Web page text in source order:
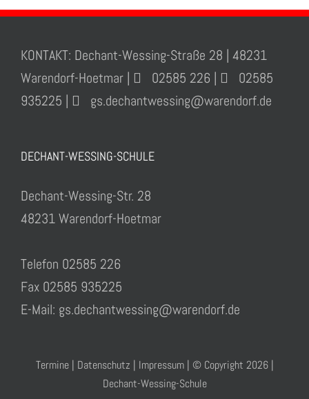
KONTAKT: Dechant-Wessing-Straße 28 | 48231
Warendorf-Hoetmar |
02585 226 |
02585
935225 |
gs.dechantwessing@warendorf.de
DECHANT-WESSING-SCHULE
Dechant-Wessing-Str. 28
48231 Warendorf-Hoetmar
Telefon 02585 226
Fax 02585 935225
E-Mail: gs.dechantwessing@warendorf.de
Termine| Datenschutz | Impressum| © Copyright 2026 |
Dechant-Wessing-Schule